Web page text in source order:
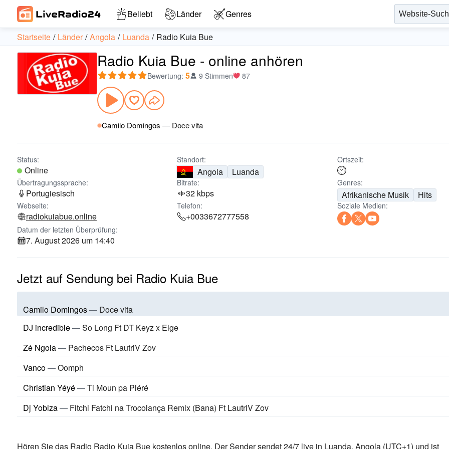
Beliebt Länder Genres
Startseite Länder Angola Luanda Radio Kuia Bue
Radio Kuia Bue - online anhören
Bewertung: 5 9 Stimmen 87
Camilo Domingos — Doce vita
Status:
Online
Standort:
Angola Luanda
Ortszeit:
Übertragungssprache:
Portugiesisch
Bitrate:
32 kbps
Genres:
Afrikanische Musik Hits
Webseite:
radiokuiabue.online
Telefon:
+0033672777558
Soziale Medien:
Datum der letzten Überprüfung:
7. August 2026 um 14:40
Jetzt auf Sendung bei Radio Kuia Bue
Camilo Domingos— Doce vita
DJ incredible—So Long Ft DT Keyz x Elge
Zé Ngola— Pachecos Ft LautriV Zov
Vanco—Oomph
Christian Yéyé—Ti Moun pa Pléré
Dj Yobiza— Fitchi Fatchi na Trocolança Remix (Bana) Ft LautriV Zov
Hören Sie das Radio Radio Kuia Bue kostenlos online. Der Sender sendet 24/7 live in Luanda, Angola (UTC+1) und ist